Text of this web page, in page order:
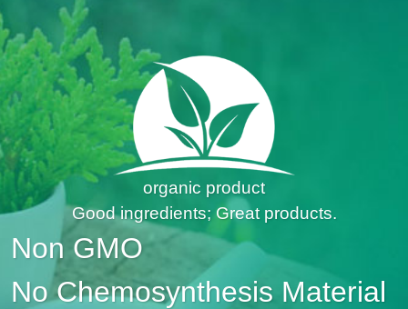
organic product
Good ingredients; Great products.
Non GMO
No Chemosynthesis Material